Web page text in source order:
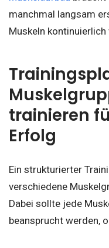
manchmal langsam
Muskeln kontinuierlich
trainieren
Erfolg
Ein strukturierter
verschiedene
Dabei sollte jede
beansprucht werden,